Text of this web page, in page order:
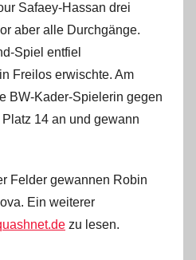
Safaey-Hassan drei
aber alle Durchgänge.
Spiel entfiel
Freilos erwischte. Am
BW-Kader-Spielerin gegen
14 an und gewann
Felder gewannen Robin
Ein weiterer
zu lesen.